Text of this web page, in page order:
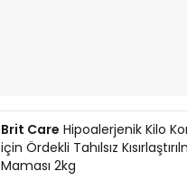
Brit Care Hipoalerjenik Kilo
için Ördekli Tahılsız
Maması 2kg